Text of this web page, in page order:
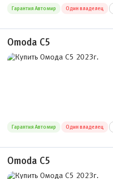
Гарантия Автомир Один владелец
Omoda C5
Гарантия Автомир Один владелец
Omoda C5